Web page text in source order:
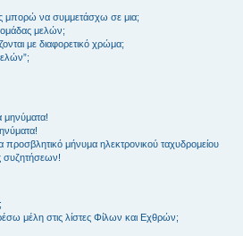
μπορώ να συμμετάσχω σε μια;
μελών;
με διαφορετικό χρώμα;
μήνυμα ηλεκτρονικού ταχυδρομείου
συζητήσεων!
μέλη στις λίστες Φίλων και Εχθρών;